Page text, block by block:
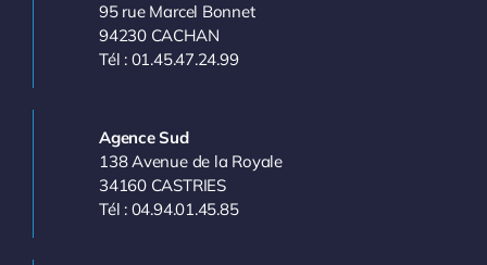
95 rue Marcel Bonnet
94230 CACHAN
Tél : 01.45.47.24.99
Agence Sud
138 Avenue de la Royale
34160 CASTRIES
Tél : 04.94.01.45.85